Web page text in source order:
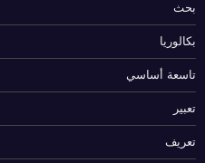
بحث
بكالوريا
تاسعة أساسي
تعبير
تعريف